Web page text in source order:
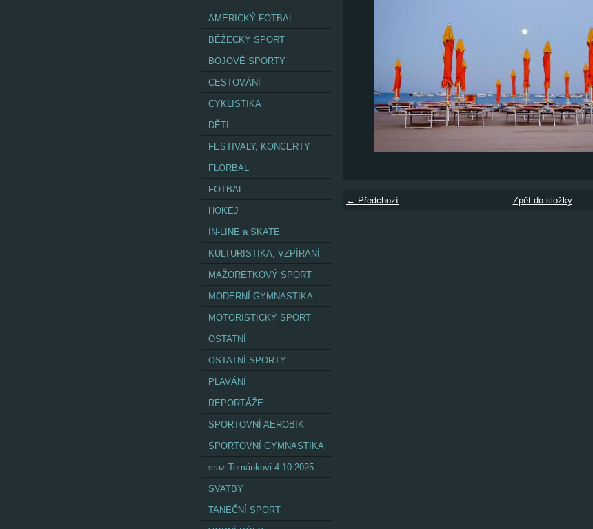
AMERICKÝ FOTBAL
BĚŽECKÝ SPORT
BOJOVÉ SPORTY
CESTOVÁNÍ
CYKLISTIKA
DĚTI
FESTIVALY, KONCERTY
FLORBAL
FOTBAL
HOKEJ
IN-LINE a SKATE
KULTURISTIKA, VZPÍRÁNÍ
MAŽORETKOVÝ SPORT
MODERNÍ GYMNASTIKA
MOTORISTICKÝ SPORT
OSTATNÍ
OSTATNÍ SPORTY
PLAVÁNÍ
REPORTÁŽE
SPORTOVNÍ AEROBIK
SPORTOVNÍ GYMNASTIKA
sraz Tománkovi 4.10.2025
SVATBY
TANEČNÍ SPORT
← Předchozí Zpět do složky